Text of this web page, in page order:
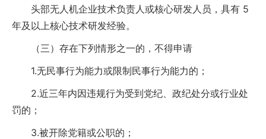
头部无人机企业技术负责人或核心研发人员，具有 5
年及以上核心技术研发经验。
（三）存在下列情形之一的，不得申请
1.无民事行为能力或限制民事行为能力的；
2.近三年内因违规行为受到党纪、政纪处分或行业处
罚的；
3.被开除党籍或公职的；